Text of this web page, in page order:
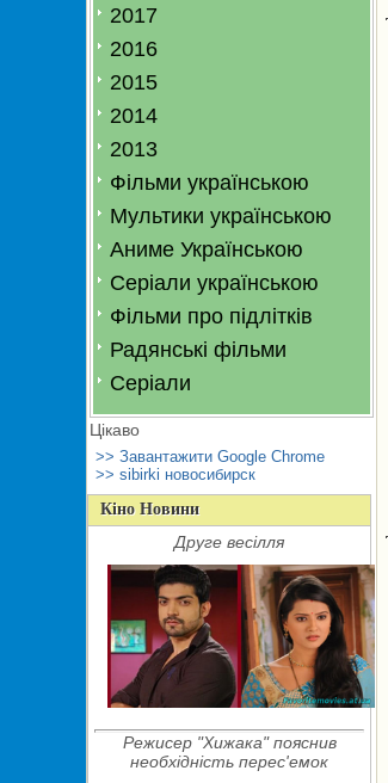
2017
2016
2015
2014
2013
Фільми українською
Мультики українською
Аниме Українською
Серіали українською
Фільми про підлітків
Радянські фільми
Серіали
Цікаво
>> Завантажити Google Chrome
>> sibirki новосибирск
Кіно Новини
Друге весілля
Режисер "Хижака" пояснив
необхідність перес'емок